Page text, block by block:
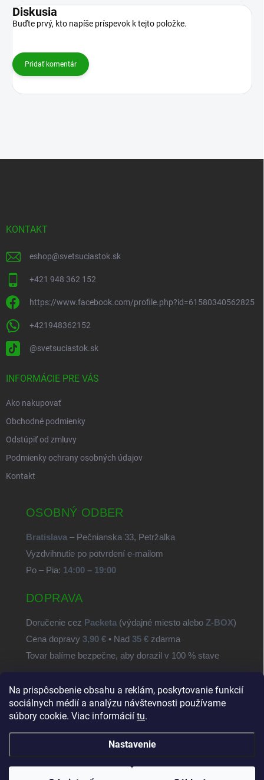
Na prispôsobenie obsahu a reklám, poskytovanie funkcií
sociálnych médií a analýzu návštevnosti používame
súbory cookie. Viac informácií tu.
Nastavenie
Diskusia
Buďte prvý, kto napíše príspevok k tejto položke.
Pridať komentár
KONTAKT
eshop@svetsuciastok.sk
+421 948 362 152
https://www.facebook.com/profile.php?id=61580340562825
+421948362152
@svetsuciastok.sk
INFORMÁCIE PRE VÁS
Ako nakupovať
Obchodné podmienky
Odstúpiť od zmluvy
Podmienky ochrany osobných údajov
Kontakt
OSOBNÝ ODBER
Bratislava – Pečnianska 33, Petržalka
Vyzdvihnutie po potvrdení e-mailom
Po – Pia: 14:00 – 19:00
DOPRAVA
Doručenie cez Packeta (výdajné miesto alebo Z-BOX)
Cena dopravy 3,90 € • Nad 35 € zdarma
Tovar balíme bezpečne, aby dorazil v 100 % stave
SvetSúčiastok.sk
Copyright 2026SvetSuciastok.sk. Všetky práva vyhradené.Upraviť